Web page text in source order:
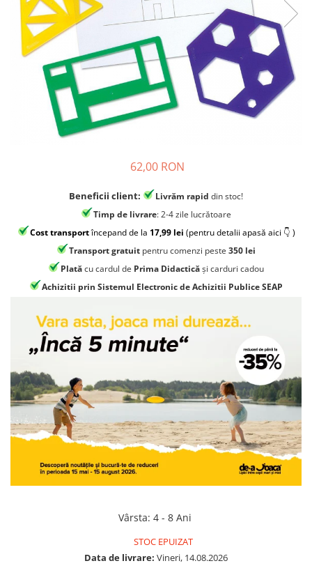
Jocuri experimente stiintifice
Casute copii
Jocuri de rol
Jocuri inteligenta si memorie
Casute papusi
Jocuri dezvoltare emotionala
Jocuri de relaxare
Papusi Barbie
Ceasuri copii
Jocuri de cooperare
Jocuri dezvoltarea imaginatiei
Jocuri geografie
Jocuri invatat limba engleza
Jocuri si jucarii educative
Jocuri STEAM
Jucarii interactive
Jucarii muzicale
Jucării ȋndemânare
Masinute si trenulete
Carti metoda Montessori
Carti si culegeri cu exercitii
Cărți educative pentru copii
62,00 RON
Beneficii client: Livrăm rapid din stoc!
Timp de livrare: 2-4 zile lucrătoare
Cost transportîncepand de la 17,99 lei (pentru detalii apasă aici 👇 )
Transport gratuit pentru comenzi peste 350 lei
Platăcu cardul de Prima Didacticăși carduri cadou
Achizitii prin Sistemul Electronic de Achizitii Publice SEAP
Vârsta: 4 - 8 Ani
STOC EPUIZAT
Data de livrare: Vineri, 14.08.2026